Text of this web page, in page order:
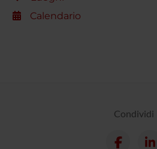
Calendario
Condividi